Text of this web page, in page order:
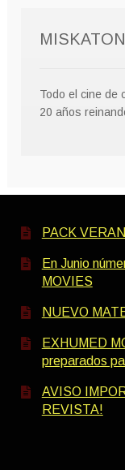
Todo el cine de
20 años
PACK
En Junio
MOVIES
NUEVO
EXHUMED
preparados
AVISO
REVISTA!